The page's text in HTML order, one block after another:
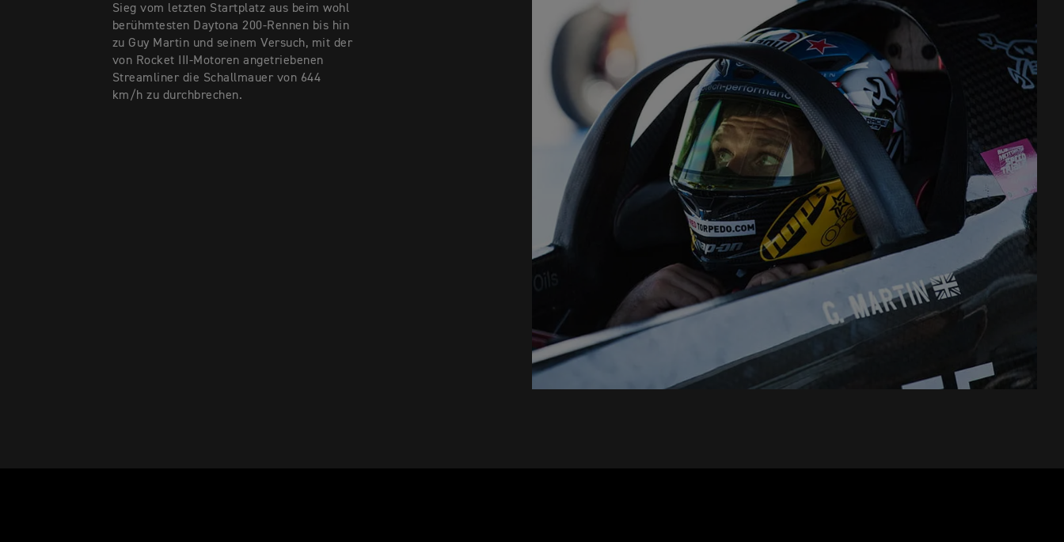
Sieg vom letzten Startplatz aus beim wohl
berühmtesten Daytona 200-Rennen bis hin
zu Guy Martin und seinem Versuch, mit der
von Rocket III-Motoren angetriebenen
Streamliner die Schallmauer von 644
km/h zu durchbrechen.